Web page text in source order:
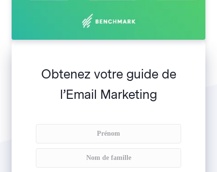
Obtenez votre guide de
l’Email Marketing